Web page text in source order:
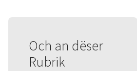
Och an dëser
Rubrik